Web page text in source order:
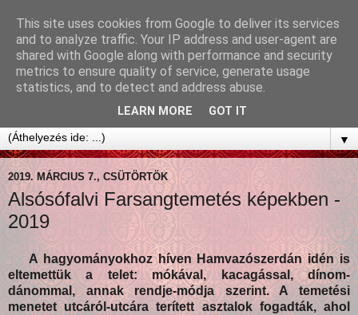
▼
2019. MÁRCIUS 7., CSÜTÖRTÖK
Alsósófalvi Farsangtemetés képekben -
2019
A hagyományokhoz híven Hamvazószerdán idén is
eltemettük a telet: mókával, kacagással, dínom-
dánommal, annak rendje-módja szerint. A temetési
menetet utcáról-utcára terített asztalok fogadták, ahol
This site uses cookies from Google to deliver its services
and to analyze traffic. Your IP address and user-agent are
shared with Google along with performance and security
metrics to ensure quality of service, generate usage
statistics, and to detect and address abuse.
LEARN MORE GOT IT